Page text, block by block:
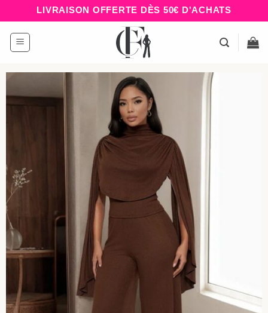
au
contenu
LIVRAISON OFFERTE DÈS 50€ D'ACHATS